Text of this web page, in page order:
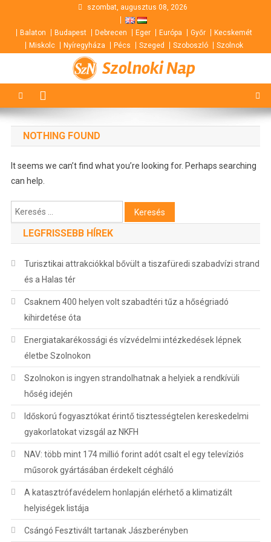
content
szombat, augusztus 08, 2026
Balaton Budapest Debrecen Eger Európa Győr
Kecskemét
Miskolc
Nyíregyháza Pécs Szeged Szoboszló Szolnok
Szolnoki Nap
NOTHING FOUND
It seems we can’t find what you’re looking for. Perhaps searching
can help.
Keresés:
LEGFRISSEBB HÍREK
Turisztikai attrakciókkal bővült a tiszafüredi szabadvízi strand
és a Halas tér
Csaknem 400 helyen volt szabadtéri tűz a hőségriadó
kihirdetése óta
Energiatakarékossági és vízvédelmi intézkedések lépnek
életbe Szolnokon
Szolnokon is ingyen strandolhatnak a helyiek a rendkívüli
hőség idején
Időskorú fogyasztókat érintő tisztességtelen kereskedelmi
gyakorlatokat vizsgál az NKFH
NAV: több mint 174 millió forint adót csalt el egy televíziós
műsorok gyártásában érdekelt cégháló
A katasztrófavédelem honlapján elérhető a klimatizált
helyiségek listája
Csángó Fesztivált tartanak Jászberényben